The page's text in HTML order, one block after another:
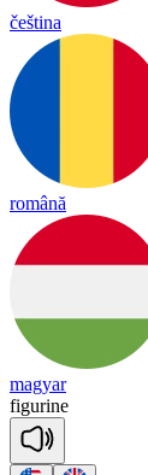
čeština
română
magyar
figurine